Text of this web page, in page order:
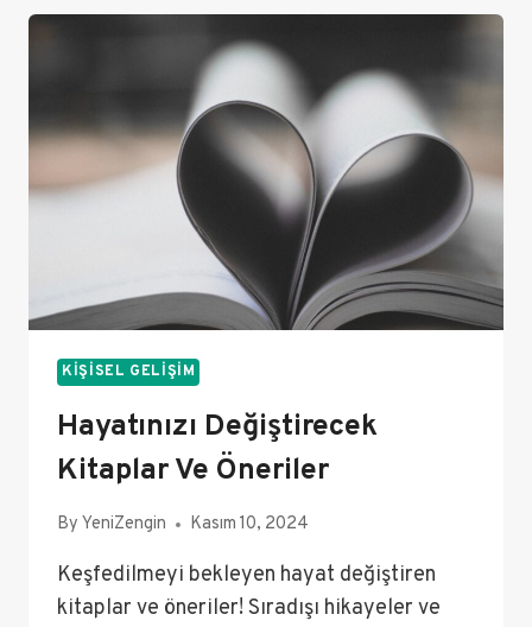
KIŞISEL GELIŞIM
Hayatınızı Değiştirecek
Kitaplar Ve Öneriler
By YeniZengin Kasım 10, 2024
Keşfedilmeyi bekleyen hayat değiştiren
kitaplar ve öneriler! Sıradışı hikayeler ve